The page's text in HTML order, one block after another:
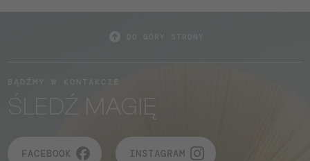
ŚLEDŹ MAGIĘ
FACEBOOK INSTAGRAM